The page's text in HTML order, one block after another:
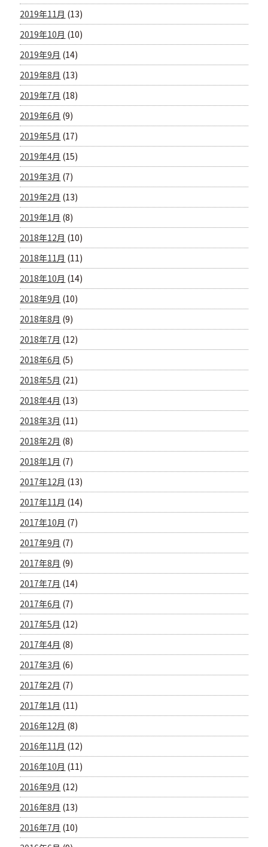
2019年11月 (13)
2019年10月 (10)
2019年9月 (14)
2019年8月 (13)
2019年7月 (18)
2019年6月 (9)
2019年5月 (17)
2019年4月 (15)
2019年3月 (7)
2019年2月 (13)
2019年1月 (8)
2018年12月 (10)
2018年11月 (11)
2018年10月 (14)
2018年9月 (10)
2018年8月 (9)
2018年7月 (12)
2018年6月 (5)
2018年5月 (21)
2018年4月 (13)
2018年3月 (11)
2018年2月 (8)
2018年1月 (7)
2017年12月 (13)
2017年11月 (14)
2017年10月 (7)
2017年9月 (7)
2017年8月 (9)
2017年7月 (14)
2017年6月 (7)
2017年5月 (12)
2017年4月 (8)
2017年3月 (6)
2017年2月 (7)
2017年1月 (11)
2016年12月 (8)
2016年11月 (12)
2016年10月 (11)
2016年9月 (12)
2016年8月 (13)
2016年7月 (10)